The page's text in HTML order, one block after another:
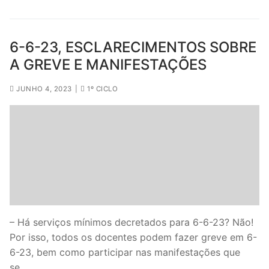
6-6-23, ESCLARECIMENTOS SOBRE
A GREVE E MANIFESTAÇÕES
JUNHO 4, 2023 1º CICLO
– Há serviços mínimos decretados para 6-6-23? Não!
Por isso, todos os docentes podem fazer greve em 6-
6-23, bem como participar nas manifestações que